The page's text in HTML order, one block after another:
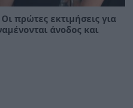
πρώτες εκτιμήσεις για
άνοδος και